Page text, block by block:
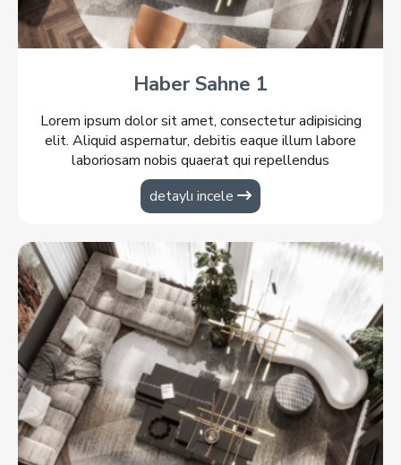
Haber Sahne 1
Lorem ipsum dolor sit amet, consectetur adipisicing
elit. Aliquid aspernatur, debitis eaque illum labore
laboriosam nobis quaerat qui repellendus
voluptatibus?
detaylı incele